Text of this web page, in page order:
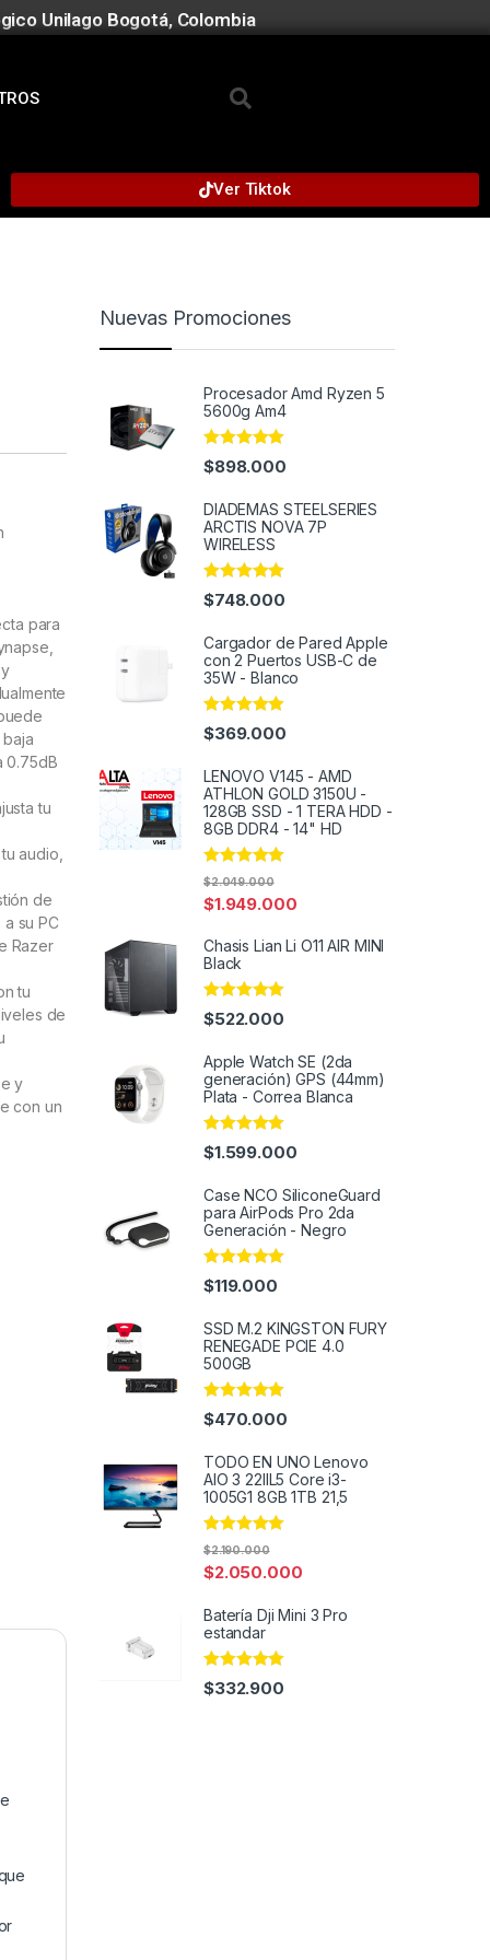
Unilago Bogotá, Colombia
Ver Tiktok
para
0.75dB
tu
audio,
de
su PC
Razer
tu
de
y
con un
Nuevas Promociones
Procesador Amd Ryzen 5
5600g Am4
Rated4.91
out of 5
$898.000
DIADEMAS STEELSERIES
ARCTIS NOVA 7P
WIRELESS
Rated4.91
out of 5
$748.000
Cargador de Pared Apple
con 2 Puertos USB-C de
35W - Blanco
Rated4.97
out of 5
$369.000
LENOVO V145 - AMD
ATHLON GOLD 3150U -
128GB SSD - 1 TERA HDD -
8GB DDR4 - 14" HD
Rated5.00
out of 5
$1.949.000
$2.049.000
Chasis Lian Li O11 AIR MINI
Black
Rated4.91
out of 5
$522.000
Apple Watch SE (2da
generación) GPS (44mm)
Plata - Correa Blanca
Rated4.91
out of 5
$1.599.000
Case NCO SiliconeGuard
para AirPods Pro 2da
Generación - Negro
Rated 4.91
out of 5
$119.000
SSD M.2 KINGSTON FURY
RENEGADE PCIE 4.0
500GB
Rated5.00
out of 5
$470.000
TODO EN UNO Lenovo
AIO 3 22IIL5 Core i3-
1005G1 8GB 1TB 21,5
Rated 4.91
$2.050.000
$2.190.000
Batería Dji Mini 3 Pro
estandar
Rated4.91
out of 5
$332.900